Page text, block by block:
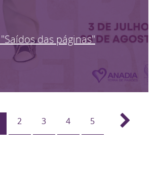
das páginas"
2 3 4 5